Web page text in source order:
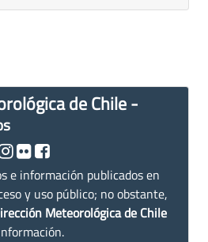
de Chile -
e información publicados en
y uso público; no obstante,
Meteorológica de Chile